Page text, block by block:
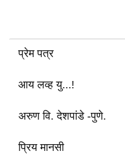
प्रेम पत्र
आय लव्ह यु...!
अरुण वि. देशपांडे -पुणे.
प्रिय मानसी